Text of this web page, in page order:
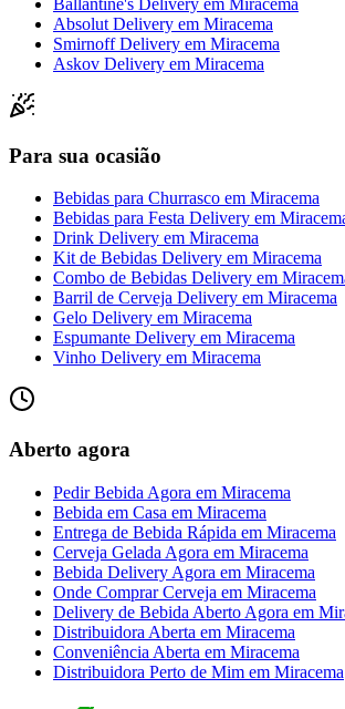
Ballantine's Delivery em Miracema
Absolut Delivery em Miracema
Smirnoff Delivery em Miracema
Askov Delivery em Miracema
Para sua ocasião
Bebidas para Churrasco em Miracema
Bebidas para Festa Delivery em
Drink Delivery em Miracema
Kit de Bebidas Delivery em Miracema
Combo de Bebidas Delivery em
Barril de Cerveja Delivery em Miracema
Gelo Delivery em Miracema
Espumante Delivery em Miracema
Vinho Delivery em Miracema
Aberto agora
Pedir Bebida Agora em Miracema
Bebida em Casa em Miracema
Entrega de Bebida Rápida em Miracema
Cerveja Gelada Agora em Miracema
Bebida Delivery Agora em Miracema
Onde Comprar Cerveja em Miracema
Delivery de Bebida Aberto Agora em
Distribuidora Aberta em Miracema
Conveniência Aberta em Miracema
Distribuidora Perto de Mim em Miracema